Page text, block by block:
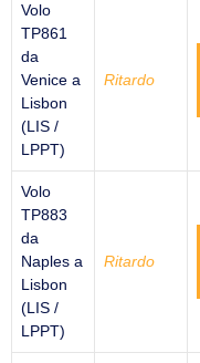
Volo
TP861
da
Venice a
Lisbon
(LIS /
LPPT)
Ritardo
Volo
TP883
da
Naples a
Lisbon
(LIS /
LPPT)
Ritardo